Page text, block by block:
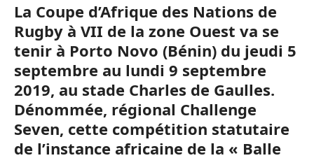
La Coupe d’Afrique des Nations de
Rugby à VII de la zone Ouest va se
tenir à Porto Novo (Bénin) du jeudi 5
septembre au lundi 9 septembre
2019, au stade Charles de Gaulles.
Dénommée, régional Challenge
Seven, cette compétition statutaire
de l’instance africaine de la « Balle